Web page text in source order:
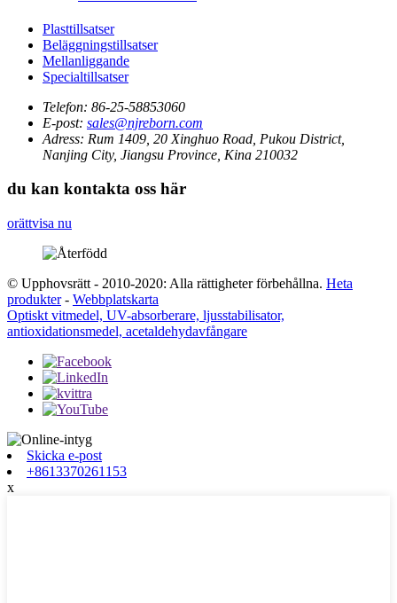
Plasttillsatser
Beläggningstillsatser
Mellanliggande
Specialtillsatser
Telefon: 86-25-58853060
E-post: sales@njreborn.com
Adress: Rum 1409, 20 Xinghuo Road, Pukou District,
Nanjing City, Jiangsu Province, Kina 210032
du kan kontakta oss här
orättvisa nu
© Upphovsrätt - 2010-2020: Alla rättigheter förbehållna. Heta
produkter- Webbplatskarta
Optiskt vitmedel, UV-absorberare, ljusstabilisator,
antioxidationsmedel, acetaldehydavfångare
Skicka e-post
+8613370261153
x